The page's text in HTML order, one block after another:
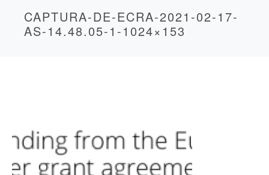
CAPTURA-DE-ECRA-2021-02-17-
AS-14.48.05-1-1024×153